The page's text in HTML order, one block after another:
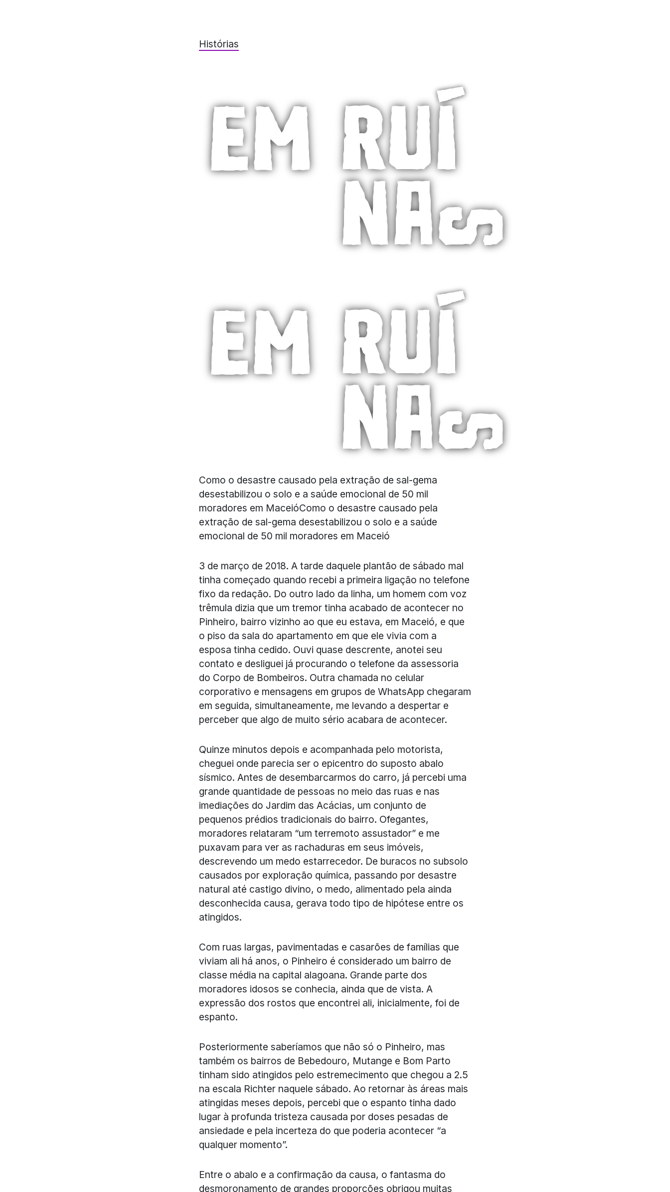
Histórias
Como o desastre causado pela extração de sal-gema
desestabilizou o solo e a saúde emocional de 50 mil
moradores em MaceióComo o desastre causado pela
extração de sal-gema desestabilizou o solo e a saúde
emocional de 50 mil moradores em Maceió
3 de março de 2018. A tarde daquele plantão de sábado mal
tinha começado quando recebi a primeira ligação no telefone
fixo da redação. Do outro lado da linha, um homem com voz
trêmula dizia que um tremor tinha acabado de acontecer no
Pinheiro, bairro vizinho ao que eu estava, em Maceió, e que
o piso da sala do apartamento em que ele vivia com a
esposa tinha cedido. Ouvi quase descrente, anotei seu
contato e desliguei já procurando o telefone da assessoria
do Corpo de Bombeiros. Outra chamada no celular
corporativo e mensagens em grupos de WhatsApp chegaram
em seguida, simultaneamente, me levando a despertar e
perceber que algo de muito sério acabara de acontecer.
Quinze minutos depois e acompanhada pelo motorista,
cheguei onde parecia ser o epicentro do suposto abalo
sísmico. Antes de desembarcarmos do carro, já percebi uma
grande quantidade de pessoas no meio das ruas e nas
imediações do Jardim das Acácias, um conjunto de
pequenos prédios tradicionais do bairro. Ofegantes,
moradores relataram “um terremoto assustador” e me
puxavam para ver as rachaduras em seus imóveis,
descrevendo um medo estarrecedor. De buracos no subsolo
causados por exploração química, passando por desastre
natural até castigo divino, o medo, alimentado pela ainda
desconhecida causa, gerava todo tipo de hipótese entre os
atingidos.
Com ruas largas, pavimentadas e casarões de famílias que
viviam ali há anos, o Pinheiro é considerado um bairro de
classe média na capital alagoana. Grande parte dos
moradores idosos se conhecia, ainda que de vista. A
expressão dos rostos que encontrei ali, inicialmente, foi de
espanto.
Posteriormente saberíamos que não só o Pinheiro, mas
também os bairros de Bebedouro, Mutange e Bom Parto
tinham sido atingidos pelo estremecimento que chegou a 2.5
na escala Richter naquele sábado. Ao retornar às áreas mais
atingidas meses depois, percebi que o espanto tinha dado
lugar à profunda tristeza causada por doses pesadas de
ansiedade e pela incerteza do que poderia acontecer “a
qualquer momento”.
Entre o abalo e a confirmação da causa, o fantasma do
desmoronamento de grandes proporções obrigou muitas